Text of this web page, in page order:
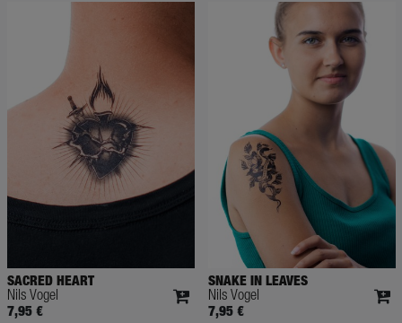
SACRED HEART
Nils Vogel
7,95 €
SNAKE IN LEAVES
Nils Vogel
7,95 €